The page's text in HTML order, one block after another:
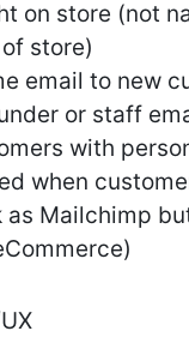
on store (not
store)
email to new
or staff
with
when
as Mailchimp